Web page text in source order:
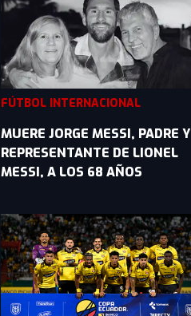
FÚTBOL INTERNACIONAL
MUERE JORGE MESSI, PADRE Y
REPRESENTANTE DE LIONEL
MESSI, A LOS 68 AÑOS